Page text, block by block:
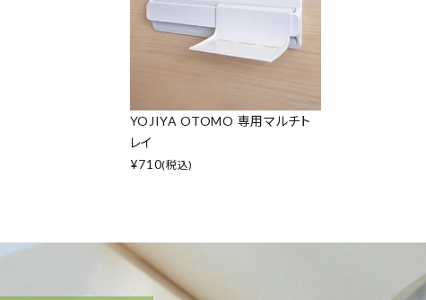
YOJIYA OTOMO 専用マルチト
レイ
¥710(税込)